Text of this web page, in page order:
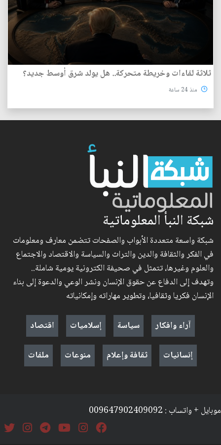
ثلاثة لقاءات وخريطة متحركة.. هل يولد شرق أوسط جديد؟
منذ 24 ساعة
شبكة النبأ المعلوماتية
شبكة واسعة متعددة الأبواب والصفحات تتضمن معارف ومعلومات
في الفكر والثقافة والدين والتراث والسياسة والاقتصاد والاجتماع
والعلوم وغيرها، تتمثل في صحيفة الكترونية يومية شاملة..
وتهدف إلى الدفاع عن حقوق الإنسان ونشر الوعي والدعوة إلى بناء
الإنسان فكريا وثقافيا، وتطوير مهاراته وإمكانياته
آراء وافكار
سياسة إسلاميات
اقتصاد
إنسانيات
ثقافة وإعلام منوعات ملفات
موبايل + واتساب : 009647902409092